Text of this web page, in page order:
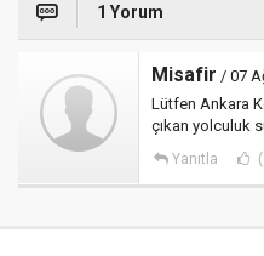
1 Yorum
Misafir / 07
Lütfen Ankara
çıkan yolculuk
Yanıtla